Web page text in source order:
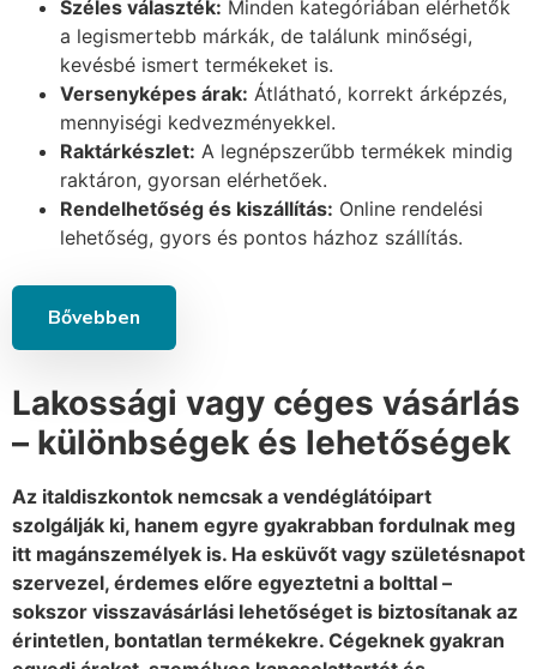
Széles választék: Minden kategóriában elérhetők
a legismertebb márkák, de találunk minőségi,
kevésbé ismert termékeket is.
Versenyképes árak: Átlátható, korrekt árképzés,
mennyiségi kedvezményekkel.
Raktárkészlet: A legnépszerűbb termékek mindig
raktáron, gyorsan elérhetőek.
Rendelhetőség és kiszállítás: Online rendelési
lehetőség, gyors és pontos házhoz szállítás.
Bővebben
Lakossági vagy céges vásárlás
– különbségek és lehetőségek
Az italdiszkontok nemcsak a vendéglátóipart
szolgálják ki, hanem egyre gyakrabban fordulnak meg
itt magánszemélyek is. Ha esküvőt vagy születésnapot
szervezel, érdemes előre egyeztetni a bolttal –
sokszor visszavásárlási lehetőséget is biztosítanak az
érintetlen, bontatlan termékekre. Cégeknek gyakran